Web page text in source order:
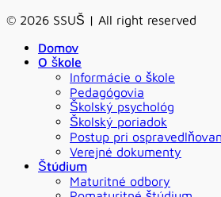
© 2026 SSUŠ | All right reserved
Domov
O škole
Informácie o škole
Pedagógovia
Školský psychológ
Školský poriadok
Postup pri
Verejné dokumenty
Štúdium
Maturitné odbory